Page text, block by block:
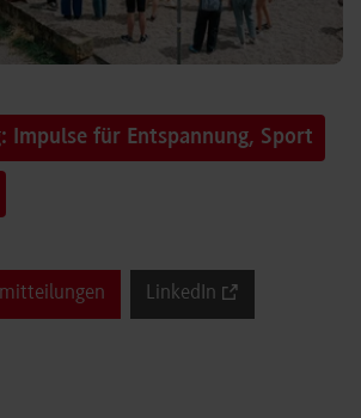
Impulse für Entspannung, Sport
LinkedIn